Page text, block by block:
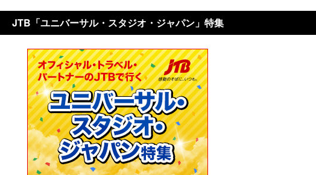
JTB「ユニバーサル・スタジオ・ジャパン」特集